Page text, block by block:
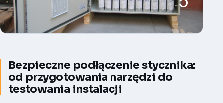
Bezpieczne podłączenie stycznika:
od przygotowania narzędzi do
testowania instalacji